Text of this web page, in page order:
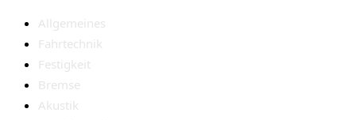
Allgemeines
Fahrtechnik
Festigkeit
Bremse
Akustik